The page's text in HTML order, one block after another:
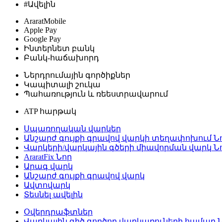
#Ավելին
AraratMobile
Apple Pay
Google Pay
Ինտերնետ բանկ
Բանկ-հաճախորդ
Ներդրումային գործիքներ
Կապիտալի շուկա
Պահառություն և ռեեստրավարում
ATP հարթակ
Սպառողական վարկեր
Անշարժ գույքի գրավով վարկի տեղափոխում
Վարկերի/վարկային գծերի միավորման վարկ
AraratFix Նոր
Արագ վարկ
Անշարժ գույքի գրավով վարկ
Ավտովարկ
Տեսնել ավելին
Օվերդրաֆտներ